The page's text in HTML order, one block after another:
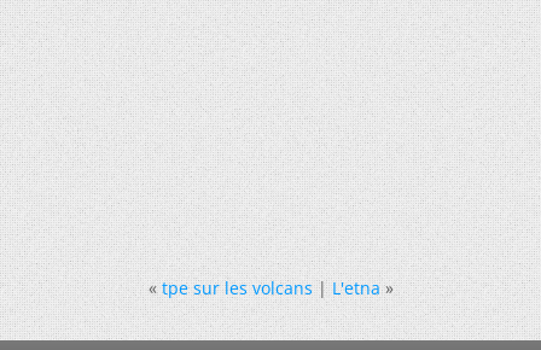
« tpe sur les volcans|L'etna »